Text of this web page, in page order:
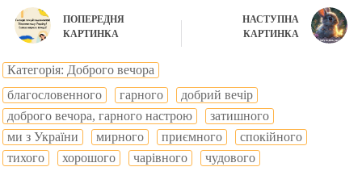
ПОПЕРЕДНЯ
КАРТИНКА
НАСТУПНА
КАРТИНКА
Категорія: Доброго вечора
благословенного
гарного
добрий вечір
доброго вечора, гарного настрою
затишного
ми з України
мирного приємного
спокійного
тихого
хорошого чарівного чудового